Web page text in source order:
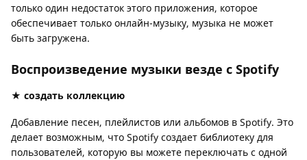
только один недостаток этого приложения, которое
обеспечивает только онлайн-музыку, музыка не может
быть загружена.
Воспроизведение музыки везде с Spotify
★ создать коллекцию
Добавление песен, плейлистов или альбомов в Spotify. Это
делает возможным, что Spotify создает библиотеку для
пользователей, которую вы можете переключать с одной